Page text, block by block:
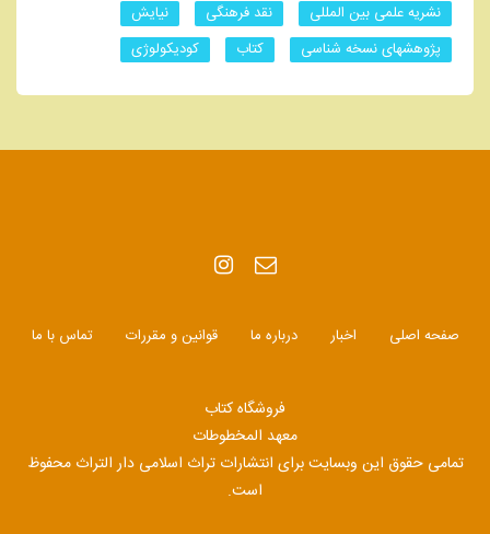
نشریه علمی بین المللی
نقد فرهنگی
نیایش
پژوهشهای نسخه شناسی
کتاب کودیکولوژی
صفحه اصلی اخبار درباره ما قوانین و مقررات تماس با ما
فروشگاه کتاب
معهد المخطوطات
تمامی حقوق این وبسایت برای انتشارات تراث اسلامی دار التراث محفوظ
است.